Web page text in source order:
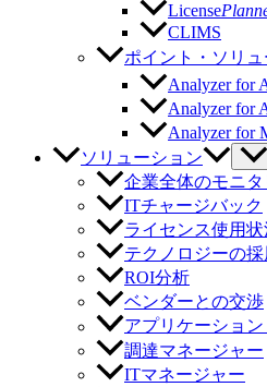
License
CLIMS
ポイント・ソリ
Analyzer for
Analyzer for
Analyzer for
ソリューション
企業全体のモニ
ITチャージバック
ライセンス使用
テクノロジーの採
ROI分析
ベンダーとの交渉
アプリケーショ
調達マネージャー
ITマネージャー